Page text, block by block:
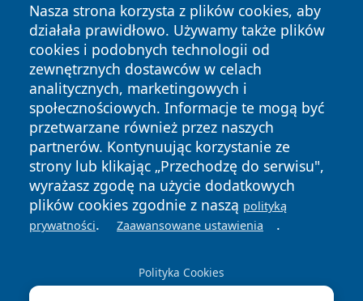
Nasza strona korzysta z plików cookies, aby
działała prawidłowo. Używamy także plików
cookies i podobnych technologii od
zewnętrznych dostawców w celach
analitycznych, marketingowych i
społecznościowych. Informacje te mogą być
przetwarzane również przez naszych
partnerów. Kontynuując korzystanie ze
strony lub klikając „Przechodzę do serwisu",
wyrażasz zgodę na użycie dodatkowych
plików cookies zgodnie z naszą polityką
prywatności. Zaawansowane ustawienia .
Polityka Cookies
Copyright © 2026 radomski24.pl Wszystkie prawa
zastrzeżone.
News Autorzy
Polityka
Prywatności
Polityka
Cookies